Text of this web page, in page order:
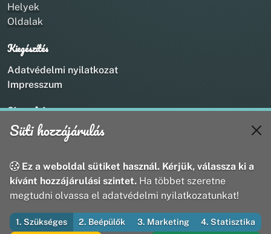
Helyek
Oldalak
Kiegészítés
Adatvédelmi nyilatkozat
Impresszum
Kapcsolat
+36 20 211 1888
webmaster@utirany.hu
8419 Csesznek, Vasút u.18.
© 2026 Útirány Webmédia Bt. — Minden jog fenntartva
Süti hozzájárulás
Ez a weboldal sütiket használ. Kérjük, válassza ki a
kívánt hozzájárulási szintet. Ha többet szeretne
megtudni olvassa el adatvédelmi nyilatkozatunkat!
1. Szükséges 2. Beépülők 3. Marketing 4. Statisztika